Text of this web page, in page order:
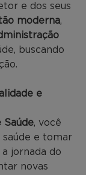
e dos seus
moderna,
buscando
e
Saúde, você
saúde e tomar
jornada do
novas